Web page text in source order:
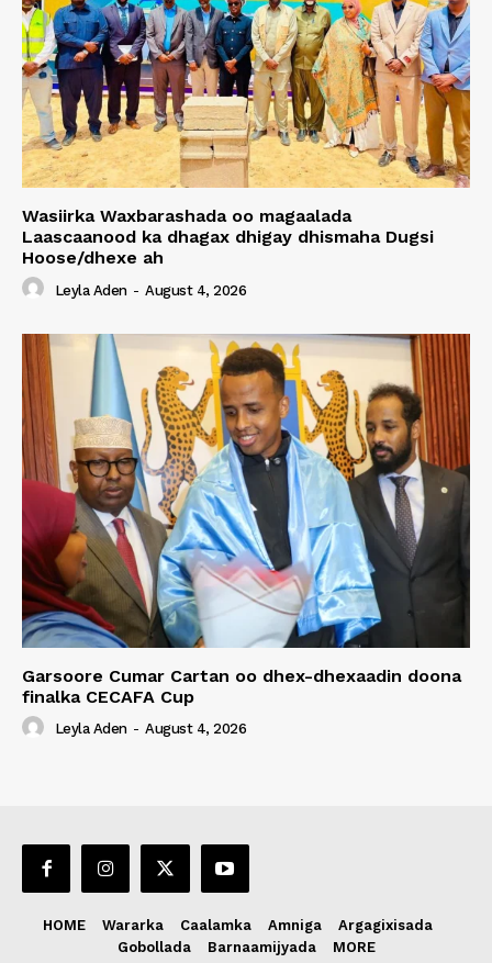
Wasiirka Waxbarashada oo magaalada
Laascaanood ka dhagax dhigay dhismaha Dugsi
Hoose/dhexe ah
Leyla Aden - August 4, 2026
Garsoore Cumar Cartan oo dhex-dhexaadin doona
finalka CECAFA Cup
Leyla Aden - August 4, 2026
HOME Wararka Caalamka Amniga
Argagixisada
Gobollada
Barnaamijyada MORE